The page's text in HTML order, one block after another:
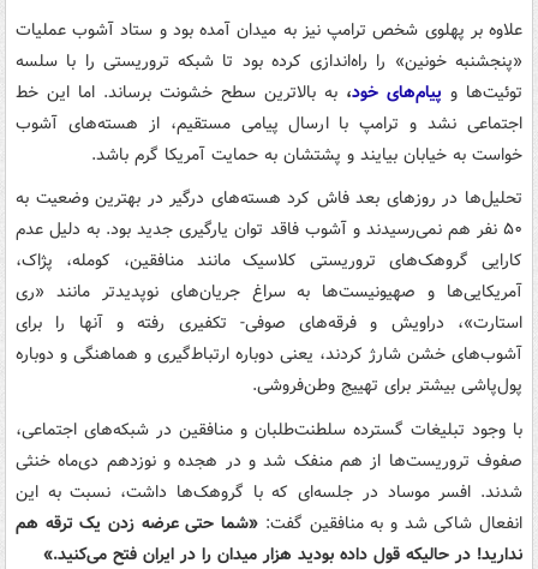
علاوه بر پهلوی شخص ترامپ نیز به میدان آمده بود و ستاد آشوب عملیات
«پنجشنبه خونین» را راه‌اندازی کرده بود تا شبکه تروریستی را با سلسه
توئیت‌ها و پیام‌های خود، به بالاترین سطح خشونت برساند. اما این خط
اجتماعی نشد و ترامپ با ارسال پیامی مستقیم، از هسته‌های آشوب
خواست به خیابان بیایند و پشتشان به حمایت آمریکا گرم باشد.
تحلیل‌ها در روزهای بعد فاش کرد هسته‌های درگیر در بهترین وضعیت به
۵۰ نفر هم نمی‌رسیدند و آشوب فاقد توان یارگیری جدید بود. به دلیل عدم
کارایی گروهک‌های تروریستی کلاسیک مانند منافقین، کومله، پژاک،
آمریکایی‌ها و صهیونیست‌ها به سراغ جریان‌های نوپدیدتر مانند «ری
استارت»، دراویش و فرقه‌های صوفی- تکفیری رفته و آنها را برای
آشوب‌های خشن شارژ کردند، یعنی دوباره ارتباط‌گیری و هماهنگی و دوباره
پول‌پاشی بیشتر برای تهییج وطن‌فروشی.
با وجود تبلیغات گسترده سلطنت‌طلبان و منافقین در شبکه‌های اجتماعی،
صفوف تروریست‌ها از هم منفک شد و در هجده و نوزدهم دی‌ماه خنثی
شدند. افسر موساد در جلسه‌ای که با گروهک‌ها داشت، نسبت به این
انفعال شاکی شد و به منافقین گفت: «شما حتی عرضه زدن یک ترقه هم
ندارید! در حالیکه قول داده بودید هزار میدان را در ایران فتح می‌کنید.»